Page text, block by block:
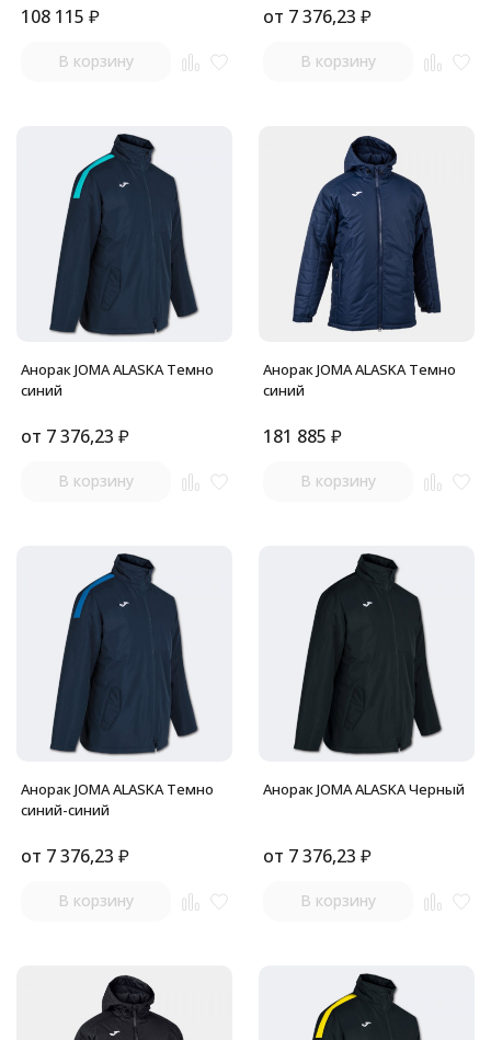
108 115 ₽
В корзину
от 7 376,23 ₽
В корзину
Анорак JOMA ALASKA Темно
синий
от 7 376,23 ₽
В корзину
Анорак JOMA ALASKA Темно
синий
181 885 ₽
В корзину
Анорак JOMA ALASKA Темно
синий-синий
от 7 376,23 ₽
В корзину
Анорак JOMA ALASKA Черный
от 7 376,23 ₽
В корзину